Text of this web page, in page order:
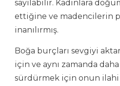
sayılabilir. Kadınlara
ettiğine ve madencilerin
inanılırmış.
Boğa burçları sevgiyi
için ve aynı zamanda
sürdürmek için onun